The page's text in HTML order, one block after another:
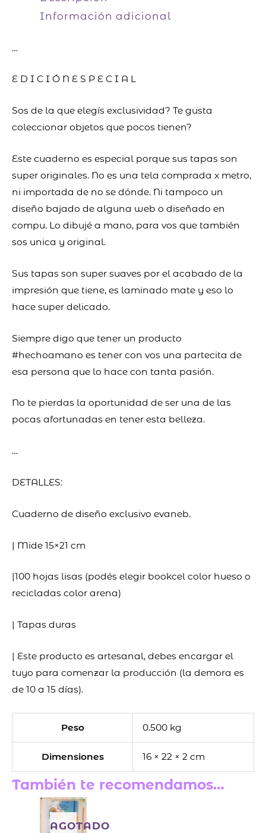
Información adicional
…
E D I C I Ó N E S P E C I A L
Sos de la que elegís exclusividad? Te gusta
coleccionar objetos que pocos tienen?
Este cuaderno es especial porque sus tapas son
super originales. No es una tela comprada x metro,
ni importada de no se dónde. Ni tampoco un
diseño bajado de alguna web o diseñado en
compu. Lo dibujé a mano, para vos que también
sos unica y original.
Sus tapas son super suaves por el acabado de la
impresión que tiene, es laminado mate y eso lo
hace super delicado.
Siempre digo que tener un producto
#hechoamano es tener con vos una partecita de
esa persona que lo hace con tanta pasión.
No te pierdas la oportunidad de ser una de las
pocas afortunadas en tener esta belleza.
…
DETALLES:
Cuaderno de diseño exclusivo evaneb.
| Mide 15×21 cm
|100 hojas lisas (podés elegir bookcel color hueso o
recicladas color arena)
| Tapas duras
| Este producto es artesanal, debes encargar el
tuyo para comenzar la producción (la demora es
de 10 a 15 días).
Peso 0.500 kg
Dimensiones 16 × 22 × 2 cm
También te recomendamos…
AGOTADO